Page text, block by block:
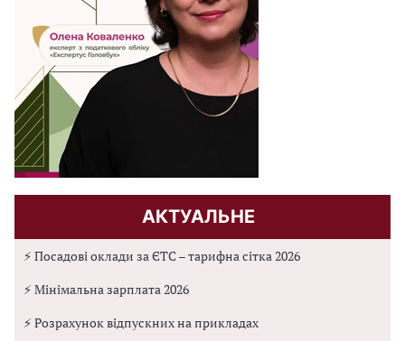
АКТУАЛЬНЕ
⚡ Посадові оклади за ЄТС – тарифна сітка 2026
⚡ Мінімальна зарплата 2026
⚡ Розрахунок відпускних на прикладах